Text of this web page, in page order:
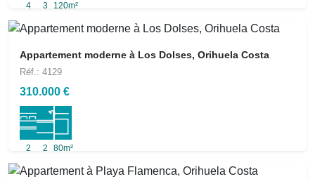
4 3 120m²
Appartement moderne à Los Dolses, Orihuela Costa
Réf.: 4129
310.000 €
2 2 80m²